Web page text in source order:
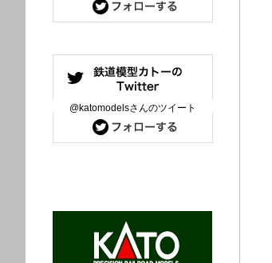
@katomodelsさんのツイート